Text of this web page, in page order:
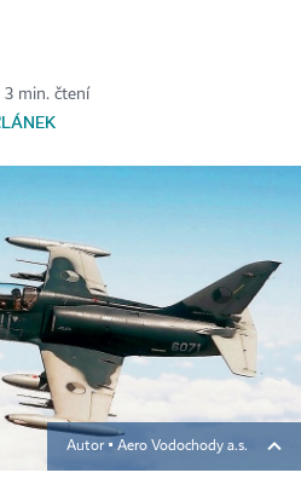
3 min. čtení
Autor ▪ Aero Vodochody a.s.